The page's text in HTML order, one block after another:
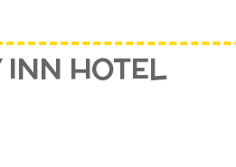
INN HOTEL